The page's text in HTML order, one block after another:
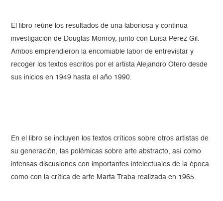
El libro reúne los resultados de una laboriosa y continua
investigación de Douglas Monroy, junto con Luisa Pérez Gil.
Ambos emprendieron la encomiable labor de entrevistar y
recoger los textos escritos por el artista Alejandro Otero desde
sus inicios en 1949 hasta el año 1990.
En el libro se incluyen los textos críticos sobre otros artistas de
su generación, las polémicas sobre arte abstracto, así como
intensas discusiones con importantes intelectuales de la época
como con la crítica de arte Marta Traba realizada en 1965.